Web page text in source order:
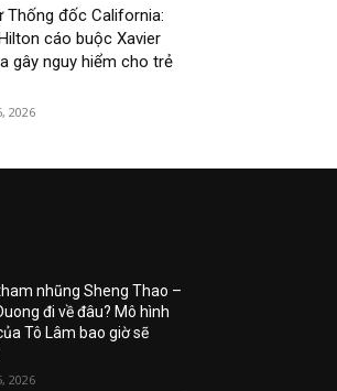
Thống đốc California:
cáo buộc Xavier
gây nguy hiểm cho trẻ
2026
nhũng Sheng Thao –
đi về đâu? Mô hình
Tô Lâm bao giờ sẽ
2026